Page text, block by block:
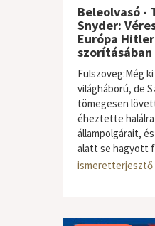
Beleolvasó -
Snyder:
Európa
szorításában
Fülszöveg:Még
világháború, de
tömegesen
éheztette
állampolgárait,
alatt se hagyott
ismeretterjesztő